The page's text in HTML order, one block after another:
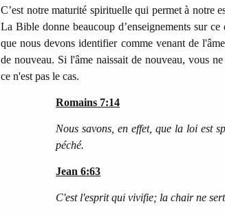
C’est notre maturité spirituelle qui permet à notre
La Bible donne beaucoup d’enseignements sur
que nous devons identifier comme venant de
de nouveau. Si l'âme naissait de nouveau, vous
ce n'est pas le cas.
Romains 7:14
Nous savons, en effet, que la loi est
péché.
Jean 6:63
C'est l'esprit qui vivifie; la chair ne